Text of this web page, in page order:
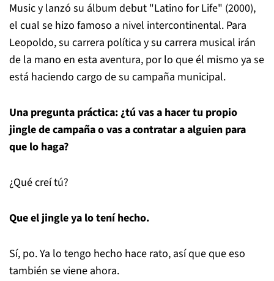
Music y lanzó su álbum debut "Latino for Life" (2000),
el cual se hizo famoso a nivel intercontinental. Para
Leopoldo, su carrera política y su carrera musical irán
de la mano en esta aventura, por lo que él mismo ya se
está haciendo cargo de su campaña municipal.
Una pregunta práctica: ¿tú vas a hacer tu propio
jingle de campaña o vas a contratar a alguien para
que lo haga?
¿Qué creí tú?
Que el jingle ya lo tení hecho.
Sí, po. Ya lo tengo hecho hace rato, así que que eso
también se viene ahora.